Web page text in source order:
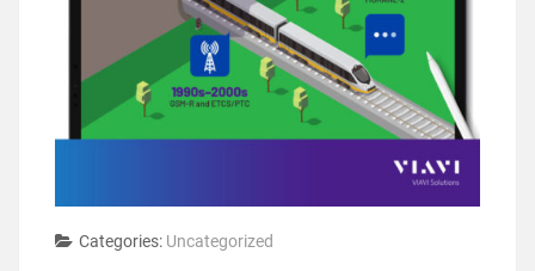
Categories: Uncategorized